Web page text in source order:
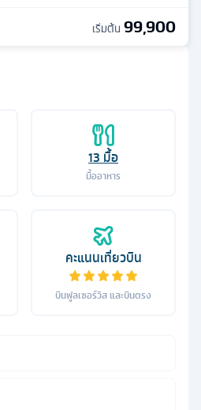
13 มื้อ
มื้ออาหาร
คะแนนเที่ยวบิน
บินฟูลเซอร์วิส และบินตรง
เริ่มต้น 99,900